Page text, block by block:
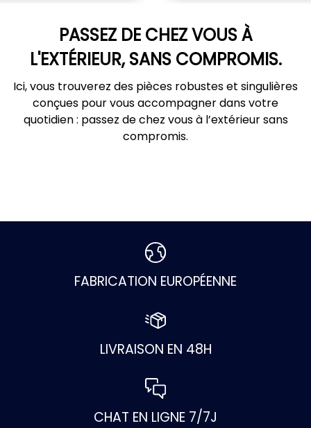
PASSEZ DE CHEZ VOUS À
L'EXTÉRIEUR, SANS COMPROMIS.
Ici, vous trouverez des pièces robustes et singulières
conçues pour vous accompagner dans votre
quotidien : passez de chez vous à l’extérieur sans
compromis.
FABRICATION EUROPÉENNE
LIVRAISON EN 48H
CHAT EN LIGNE 7/7J